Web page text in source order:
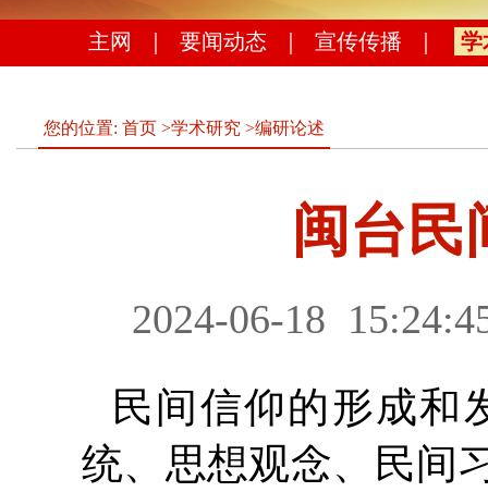
主网 要闻动态 宣传传播 学
您的位置: 首页 >学术研究 >编研论述
闽台民
2024-06-18
民间信仰的形成和
统、思想观念、民间